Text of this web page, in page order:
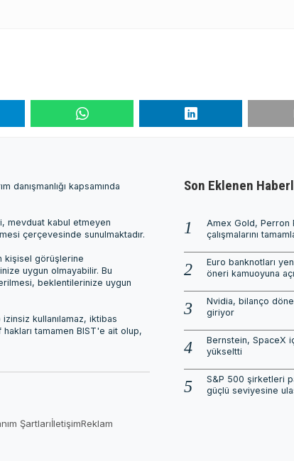
danışmanlığı kapsamında
mevduat kabul etmeyen
çerçevesinde sunulmaktadır.
kişisel görüşlerine
uygun olmayabilir. Bu
beklentilerinize uygun
kullanılamaz, iktibas
tamamen BIST'e ait olup,
ŞartlarıİletişimReklam
Son Eklenen
Amex Gold, Perron
çalışmalarını
Euro banknotları
öneri kamuoyuna
Nvidia, bilanço
giriyor
Bernstein, SpaceX
yükseltti
S&P 500 şirketleri
güçlü seviyesine